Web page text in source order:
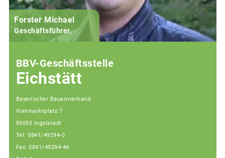
Forster Michael
Geschäftsführer,
BBV-Geschäftsstelle
Eichstätt
Bayerischer Bauernverband
Viehmarktplatz 7
85055 Ingolstadt
Tel: 0841/49294-0
Fax: 0841/49294-44